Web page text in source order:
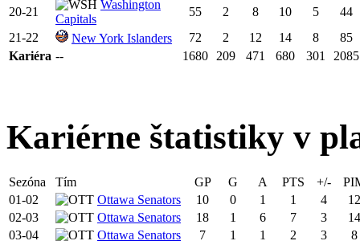
20-21
Washington
Capitals
55 2 8 10 5
44
21-22
New York Islanders 72 2 12 14 8
85
Kariéra -- 1680 209 471 680 301 2085
Kariérne štatistiky v
Sezóna Tím GP G A PTS +/-
01-02
Ottawa Senators 10 0 1 1 4
12
02-03
Ottawa Senators 18 1 6 7 3
14
03-04
Ottawa Senators 7 1 1 2 3
8